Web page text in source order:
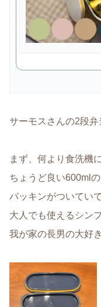
サーモスさんの2段弁
まず、何より食洗機
ちょうど良い600mlの
パッキンがついてい
大人でも使えるシン
我が家の長男の大好